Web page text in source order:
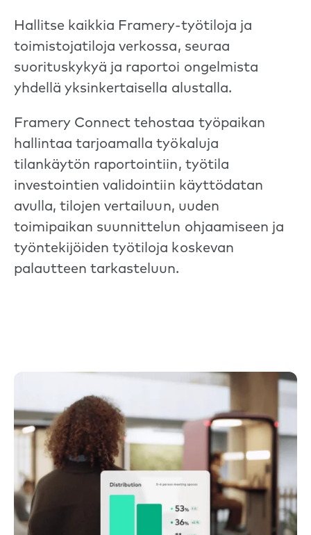
Hallitse kaikkia Framery-työtiloja ja
toimistojatiloja verkossa, seuraa
suorituskykyä ja raportoi ongelmista
yhdellä yksinkertaisella alustalla.
Framery Connect tehostaa työpaikan
hallintaa tarjoamalla työkaluja
tilankäytön raportointiin, työtila
investointien validointiin käyttödatan
avulla, tilojen vertailuun, uuden
toimipaikan suunnittelun ohjaamiseen ja
työntekijöiden työtiloja koskevan
palautteen tarkasteluun.